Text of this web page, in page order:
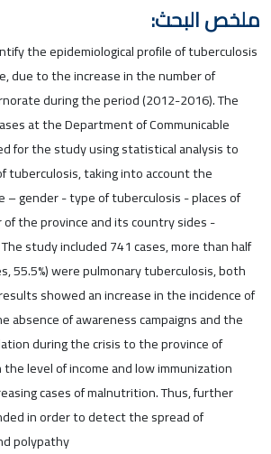
ملخص البحث:
the epidemiological profile of tuberculosis
due to the increase in the number of
during the period (2012-2016). The
at the Department of Communicable
for the study using statistical analysis to
tuberculosis, taking into account the
– gender - type of tuberculosis - places of
the province and its country sides -
study included 741 cases, more than half
55.5%) were pulmonary tuberculosis, both
showed an increase in the incidence of
absence of awareness campaigns and the
during the crisis to the province of
level of income and low immunization
cases of malnutrition. Thus, further
in order to detect the spread of
polypathy